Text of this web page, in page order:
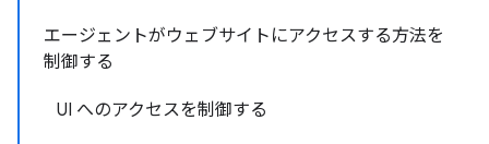
エージェントがウェブサイトにアクセスする方法を
制御する
UI へのアクセスを制御する